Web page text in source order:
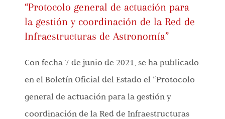
“Protocolo general de actuación para
la gestión y coordinación de la Red de
Infraestructuras de Astronomía”
Con fecha 7 de junio de 2021, se ha publicado
en el Boletín Oficial del Estado el “Protocolo
general de actuación para la gestión y
coordinación de la Red de Infraestructuras